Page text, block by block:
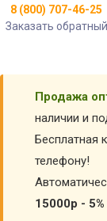
8 (800) 707-46-25
Заказать
Продажа
наличии и
Бесплатная
телефону!
15000р -